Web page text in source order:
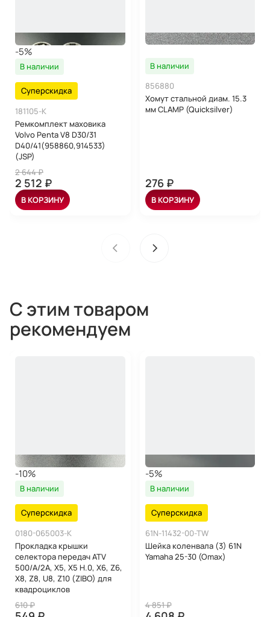
-5%
В наличии
Суперскидка
181105-K
Ремкомплект маховика
Volvo Penta V8 D30/31
D40/41(958860,914533)
(JSP)
2 644 ₽
2 512 ₽
В КОРЗИНУ
В наличии
856880
Хомут стальной диам. 15.3
мм CLAMP (Quicksilver)
276 ₽
В КОРЗИНУ
С этим товаром
рекомендуем
-10%
В наличии
Суперскидка
0180-065003-K
Прокладка крышки
селектора передач ATV
500/А/2A, X5, X5 H.0, X6, Z6,
X8, Z8, U8, Z10 (ZIBO) для
квадроциклов
610 ₽
-5%
В наличии
Суперскидка
61N-11432-00-TW
Шейка коленвала (3) 61N
Yamaha 25-30 (Omax)
4 851 ₽